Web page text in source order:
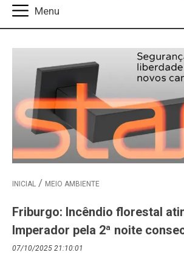
INICIAL MEIO AMBIENTE
Friburgo: Incêndio florestal
Imperador pela 2ª noite
07/10/2025 21:10:01